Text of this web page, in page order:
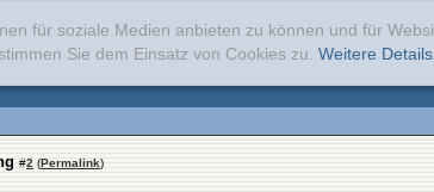
für soziale Medien anbieten zu können und für
Sie dem Einsatz von Cookies zu. Weitere
#2 (Permalink)